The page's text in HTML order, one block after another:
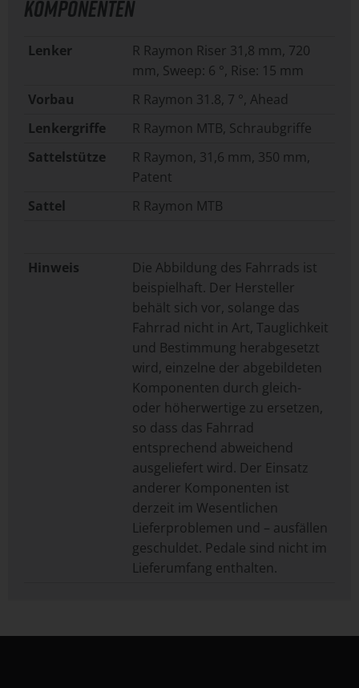
KOMPONENTEN
Lenker
R Raymon Riser 31,8 mm, 720
mm, Sweep: 6 °, Rise: 15 mm
Vorbau
R Raymon 31.8, 7 °, Ahead
Lenkergriffe
R Raymon MTB, Schraubgriffe
Sattelstütze
R Raymon, 31,6 mm, 350 mm,
Patent
Sattel
R Raymon MTB
Hinweis
Die Abbildung des Fahrrads ist
beispielhaft. Der Hersteller
behält sich vor, solange das
Fahrrad nicht in Art, Tauglichkeit
und Bestimmung herabgesetzt
wird, einzelne der abgebildeten
Komponenten durch gleich-
oder höherwertige zu ersetzen,
so dass das Fahrrad
entsprechend abweichend
ausgeliefert wird. Der Einsatz
anderer Komponenten ist
derzeit im Wesentlichen
Lieferproblemen und – ausfällen
geschuldet. Pedale sind nicht im
Lieferumfang enthalten.